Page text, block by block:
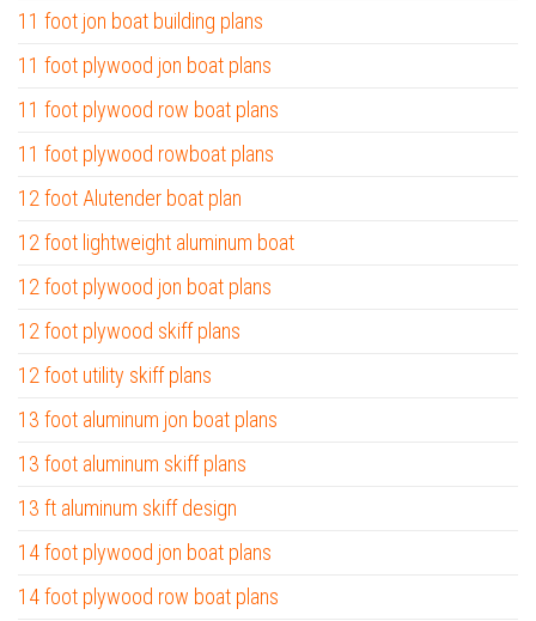
11 foot jon boat building plans
11 foot plywood jon boat plans
11 foot plywood row boat plans
11 foot plywood rowboat plans
12 foot Alutender boat plan
12 foot lightweight aluminum boat
12 foot plywood jon boat plans
12 foot plywood skiff plans
12 foot utility skiff plans
13 foot aluminum jon boat plans
13 foot aluminum skiff plans
13 ft aluminum skiff design
14 foot plywood jon boat plans
14 foot plywood row boat plans